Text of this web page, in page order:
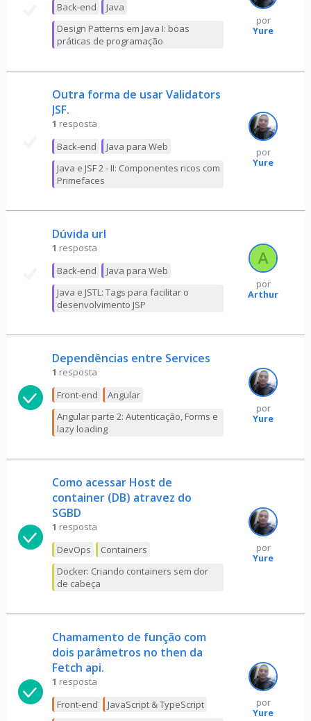
Back-end
Java
Design Patterns em Java I: boas
práticas de programação
por
Yure
Outra forma de usar Validators
JSF.
1 resposta
Back-end
Java para Web
Java e JSF 2 - II: Componentes ricos com
Primefaces
por
Yure
Dúvida url
1 resposta
Back-end
Java para Web
Java e JSTL: Tags para facilitar o
desenvolvimento JSP
por
Arthur
Dependências entre Services
1 resposta
Front-end
Angular
Angular parte 2: Autenticação, Forms e
lazy loading
por
Yure
Como acessar Host de
container (DB) atravez do
SGBD
1 resposta
DevOps
Containers
Docker: Criando containers sem dor
de cabeça
por
Yure
Chamamento de função com
dois parâmetros no then da
Fetch api.
1 resposta
Front-end
JavaScript & TypeScript
por
Yure